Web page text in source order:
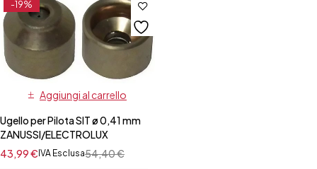
-19%
Aggiungi al carrello
Ugello per Pilota SIT ø 0,41 mm
ZANUSSI/ELECTROLUX
54,40€
43,99€ IVA Esclusa